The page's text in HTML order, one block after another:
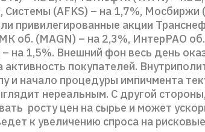
Системы (AFKS) – на 1,7%, Мосбиржи
привилегированные акции
об. (MAGN) – на 2,3%, ИнтерРАО об.
на 1,5%. Внешний фон весь день
покупателей.
и начало процедуры импичмента
нереальным. С другой
росту цен на сырье и может
к увеличению спроса на